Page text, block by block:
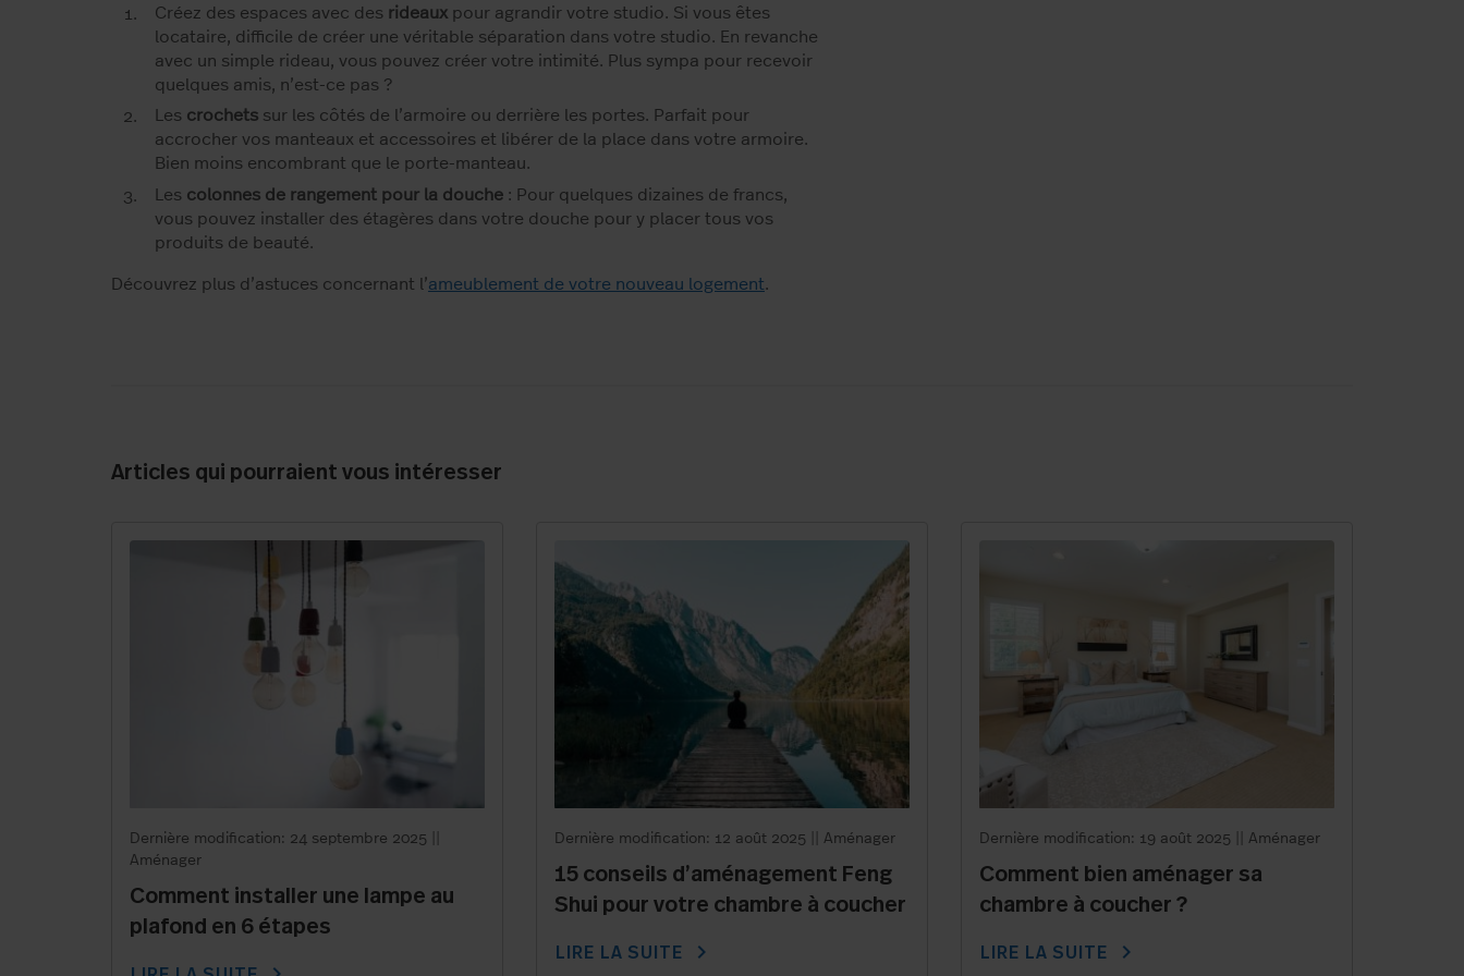
Créez des espaces avec des rideaux pour agrandir votre studio. Si vous êtes
locataire, difficile de créer une véritable séparation dans votre studio. En revanche
avec un simple rideau, vous pouvez créer votre intimité. Plus sympa pour recevoir
quelques amis, n’est-ce pas ?
Les crochets sur les côtés de l’armoire ou derrière les portes. Parfait pour
accrocher vos manteaux et accessoires et libérer de la place dans votre armoire.
Bien moins encombrant que le porte-manteau.
Les colonnes de rangement pour la douche : Pour quelques dizaines de francs,
vous pouvez installer des étagères dans votre douche pour y placer tous vos
produits de beauté.
Découvrez plus d’astuces concernant l’ameublement de votre nouveau logement.
Articles qui pourraient vous intéresser
Dernière modification: 24 septembre 2025
Aménager
Comment installer une lampe au
plafond en 6 étapes
Dernière modification: 12 août 2025 Aménager
15 conseils d’aménagement Feng
Shui pour votre chambre à coucher
LIRE LA SUITE chevron_right
Dernière modification: 19 août 2025 Aménager
Comment bien aménager sa
chambre à coucher ?
LIRE LA SUITE chevron_right